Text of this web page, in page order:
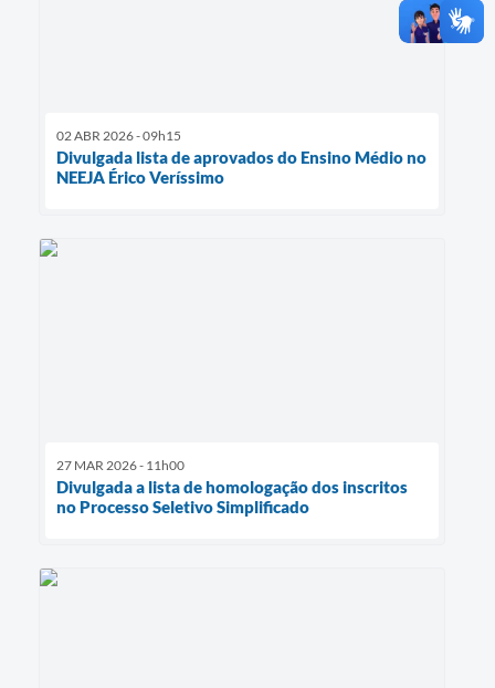
02 ABR 2026 - 09h15
Divulgada lista de aprovados do Ensino Médio no
NEEJA Érico Veríssimo
27 MAR 2026 - 11h00
Divulgada a lista de homologação dos inscritos
no Processo Seletivo Simplificado